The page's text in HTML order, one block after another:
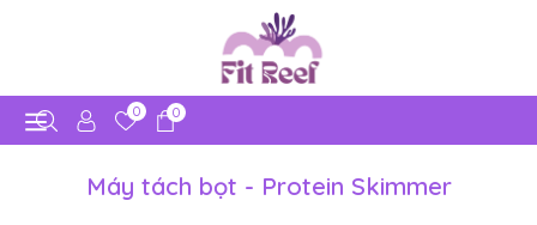
0 0
Máy tách bọt - Protein Skimmer